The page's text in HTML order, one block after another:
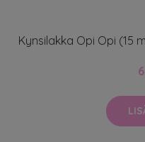
Kynsilakka Opi Opi (15